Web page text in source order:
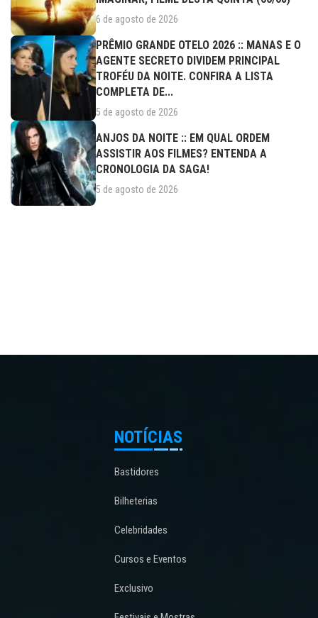
6 de agosto de 2026
PRÊMIO GRANDE OTELO 2026 :: MANAS E O
AGENTE SECRETO DIVIDEM PRINCIPAL
TROFÉU DA NOITE. CONFIRA A LISTA
COMPLETA DE...
5 de agosto de 2026
ANJOS DA NOITE :: EM QUAL ORDEM
ASSISTIR AOS FILMES? ENTENDA A
CRONOLOGIA DA SAGA!
5 de agosto de 2026
NOTÍCIAS
Bastidores
Bilheterias
Celebridades
Cursos e Eventos
Exclusivo